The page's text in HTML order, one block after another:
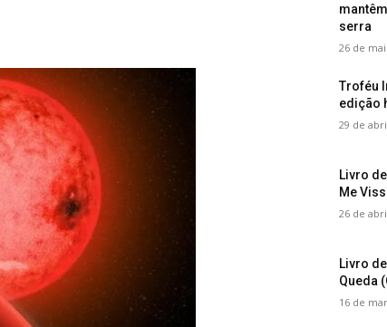
serra
26 de
Troféu
edição
29 de
Livro
Me
26 de
Livro
Queda
16 de